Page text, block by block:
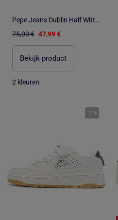
Pepe Jeans Dublin Half Witte Sneakers
75,00 € 47,99 €
Bekijk product
2 kleuren
1 / 5